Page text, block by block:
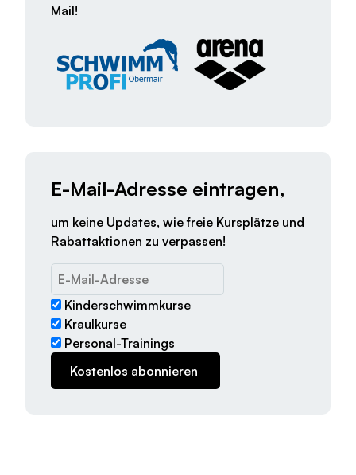
Mail!
E-Mail-Adresse eintragen,
um keine Updates, wie freie Kursplätze und
Rabattaktionen zu verpassen!
Kinderschwimmkurse
Kraulkurse
Personal-Trainings